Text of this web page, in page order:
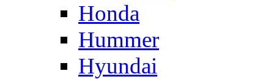
Honda
Hummer
Hyundai